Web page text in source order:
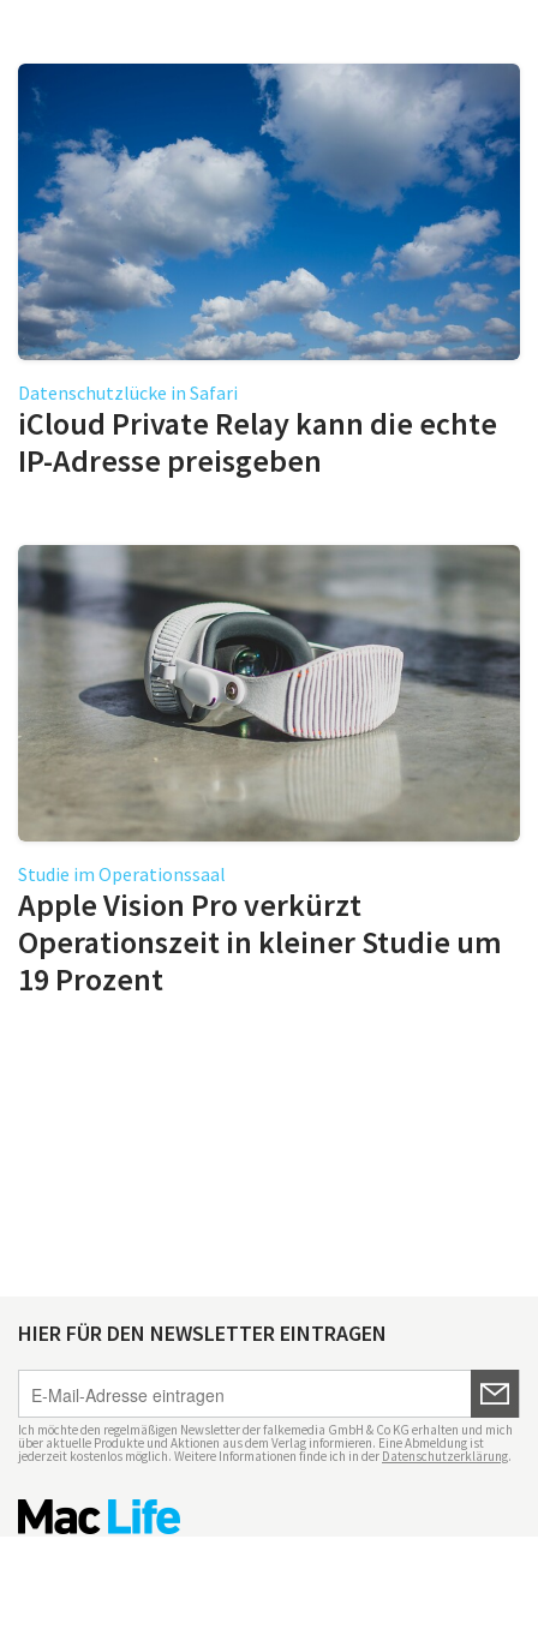
Datenschutzlücke in Safari
iCloud Private Relay kann die echte
IP-Adresse preisgeben
Studie im Operationssaal
Apple Vision Pro verkürzt
Operationszeit in kleiner Studie um
19 Prozent
HIER FÜR DEN NEWSLETTER EINTRAGEN
Ich möchte den regelmäßigen Newsletter der falkemedia GmbH & Co KG erhalten und mich
über aktuelle Produkte und Aktionen aus dem Verlag informieren. Eine Abmeldung ist
jederzeit kostenlos möglich. Weitere Informationen finde ich in der Datenschutzerklärung.